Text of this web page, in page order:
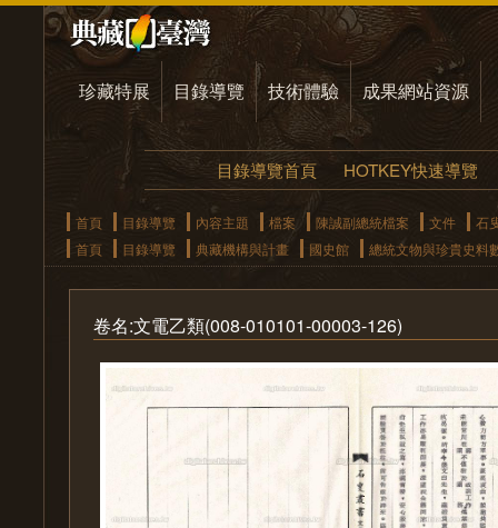
珍藏特展 目錄導覽 技術體驗 成果網站資源
目錄導覽首頁 HOTKEY快速導覽
首頁 目錄導覽 內容主題 檔案 陳誠副總統檔案 文件
石
首頁
目錄導覽 典藏機構與計畫 國史館 總統文物與珍貴史料
卷名:文電乙類(008-010101-00003-126)